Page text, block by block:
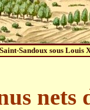
Saint-Sandoux sous Louis